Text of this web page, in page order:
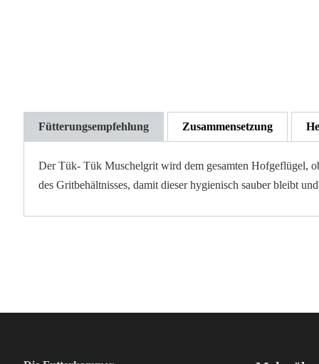
Fütterungsempfehlung
Der Tük- Tük Muschelgrit wird dem gesamten Hofgeflügel,
des Gritbehältnisses, damit dieser hygienisch sauber bleibt
Zusammensetzung